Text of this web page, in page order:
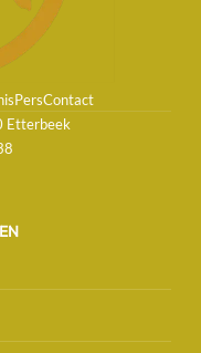
PersContact
Etterbeek